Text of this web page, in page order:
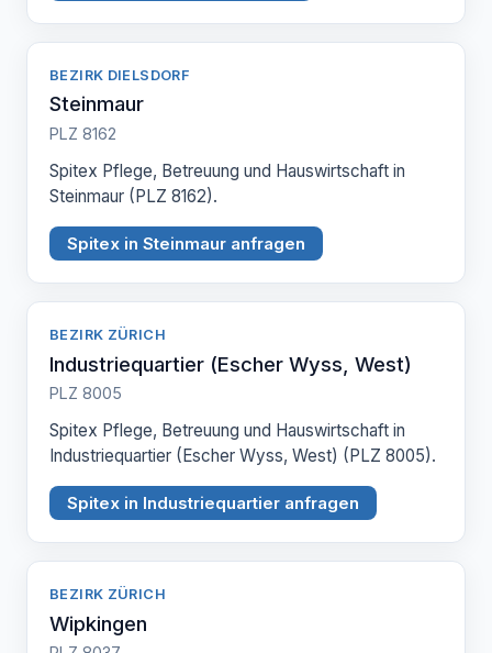
BEZIRK DIELSDORF
Steinmaur
PLZ 8162
Spitex Pflege, Betreuung und Hauswirtschaft in
Steinmaur (PLZ 8162).
Spitex in Steinmaur anfragen
BEZIRK ZÜRICH
Industriequartier (Escher Wyss, West)
PLZ 8005
Spitex Pflege, Betreuung und Hauswirtschaft in
Industriequartier (Escher Wyss, West) (PLZ 8005).
Spitex in Industriequartier anfragen
BEZIRK ZÜRICH
Wipkingen